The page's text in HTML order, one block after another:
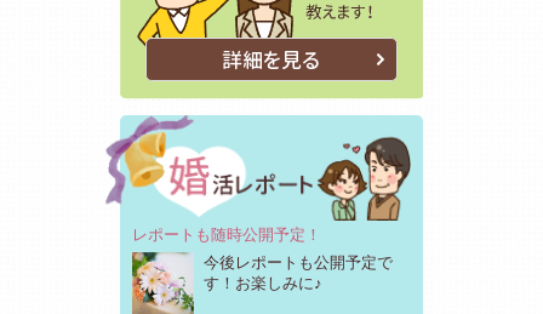
詳細を見る
レポートも随時公開予定！
今後レポートも公開予定で
す！お楽しみに♪